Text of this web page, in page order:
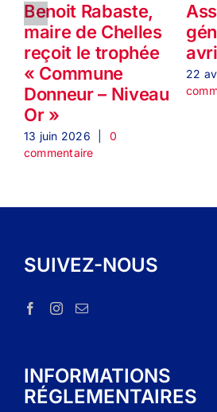
Benoit Rabaste,
maire de Chelles
reçoit le trophée
« Commune
Donneur – Niveau
Or »
13 juin 2026
0
commentaire
22
SUIVEZ-NOUS
INFORMATIONS
RÉGLEMENTAIRES